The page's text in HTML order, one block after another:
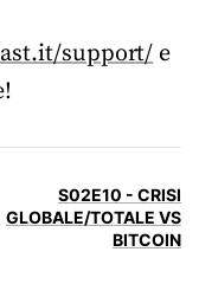
support/e
S02E10 - CRISI
GLOBALE/TOTALE VS
BITCOIN